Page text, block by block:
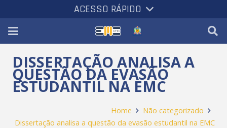
ACESSO RÁPIDO
DISSERTAÇÃO ANALISA A
QUESTÃO DA EVASÃO
ESTUDANTIL NA EMC
Home
Não categorizado
Dissertação analisa a questão da evasão estudantil na EMC